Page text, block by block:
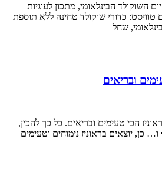
השוקולד הבינלאומי, מתכון לעוגיות
טוויסט: כדורי שוקולד טחינה ללא תוספת
שחל
ובריאים
הכי טעימים ובריאים. כל כך להכין,
כן, יוצאים בראוניז נימוחים וטעימים